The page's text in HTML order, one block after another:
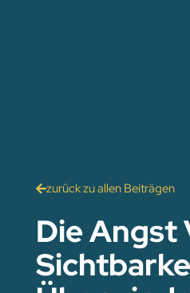
zurück zu allen Beiträgen
Die Angst